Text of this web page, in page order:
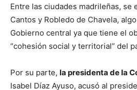
Entre las ciudades madrileñas, se
Cantos y Robledo de Chavela,
Gobierno central ya que tiene el
“cohesión social y territorial” del
Por su parte, la presidenta de la
Isabel Díaz Ayuso, acusó al